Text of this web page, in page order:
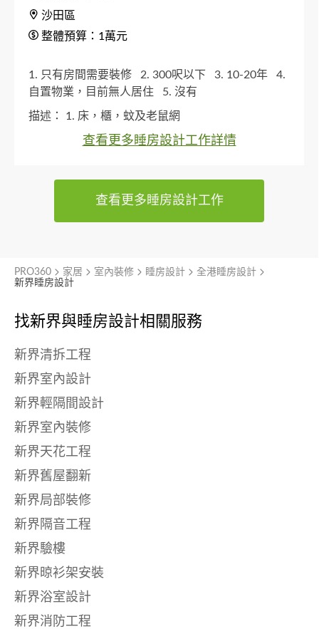
沙田區
整體預算：1萬元
1. 只有房間需要裝修 2. 300呎以下 3. 10-20年
4.
自置物業，目前無人居住
5. 沒有
描述： 1. 床，櫃，蚊及老鼠網
查看更多睡房設計工作詳情
查看更多睡房設計工作
找新界與睡房設計相關服務
新界清拆工程
新界室內設計
新界輕隔間設計
新界室內裝修
新界天花工程
新界舊屋翻新
新界局部裝修
新界隔音工程
新界驗樓
新界晾衫架安裝
新界浴室設計
新界消防工程
PRO360 家居 室內裝修 睡房設計
全港睡房設計
新界睡房設計